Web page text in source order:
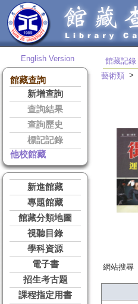
English Version
館藏查詢
新增查詢
查詢結果
查詢歷史
標記記錄
他校館藏
新進館藏
專題館藏
館藏分類地圖
視聽目錄
學科資源
電子書
招生考古題
課程指定用書
館藏記錄
藝術類 >
網站搜尋